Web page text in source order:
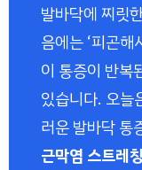
발바닥에 찌릿
음에는 ‘피곤해
이 통증이 반복
있습니다. 오늘
러운 발바닥 통
근막염 스트레칭